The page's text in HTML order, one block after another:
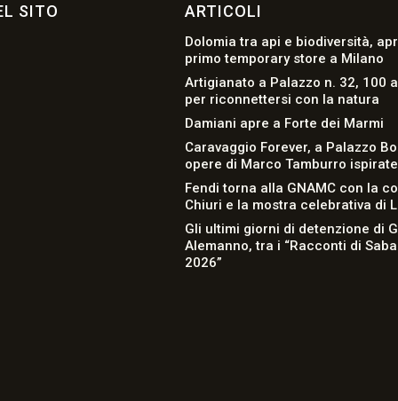
SITO ARTICOLI
Dolomia tra api e biodiversità,
primo temporary store a Milano
Artigianato a Palazzo n. 32, 100
per riconnettersi con la natura
Damiani apre a Forte dei Marmi
Caravaggio Forever, a Palazzo
opere di Marco Tamburro
Fendi torna alla GNAMC con la
Chiuri e la mostra celebrativa di
Gli ultimi giorni di detenzione di
Alemanno, tra i “Racconti di
2026”